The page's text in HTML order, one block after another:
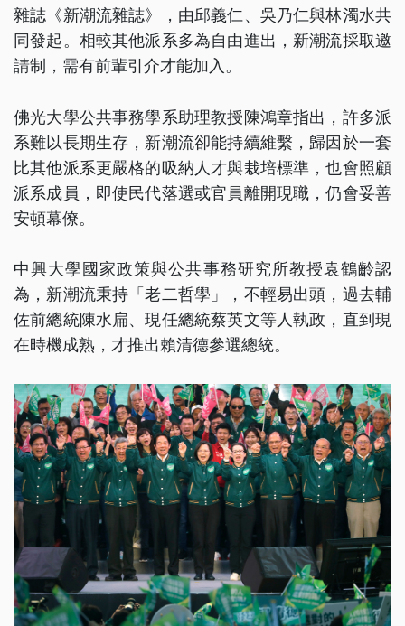
雜誌《新潮流雜誌》，由邱義仁、吳乃仁與林濁水共
同發起。相較其他派系多為自由進出，新潮流採取邀
請制，需有前輩引介才能加入。
佛光大學公共事務學系助理教授陳鴻章指出，許多派
系難以長期生存，新潮流卻能持續維繫，歸因於一套
比其他派系更嚴格的吸納人才與栽培標準，也會照顧
派系成員，即使民代落選或官員離開現職，仍會妥善
安頓幕僚。
中興大學國家政策與公共事務研究所教授袁鶴齡認
為，新潮流秉持「老二哲學」，不輕易出頭，過去輔
佐前總統陳水扁、現任總統蔡英文等人執政，直到現
在時機成熟，才推出賴清德參選總統。